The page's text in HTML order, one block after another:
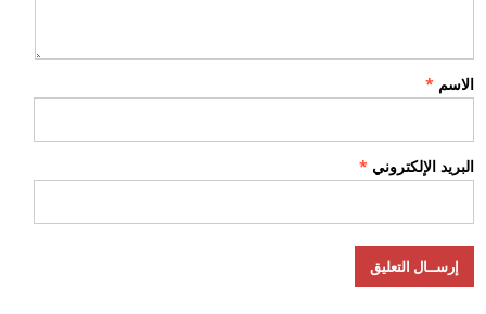
الاسم *
البريد الإلكتروني *